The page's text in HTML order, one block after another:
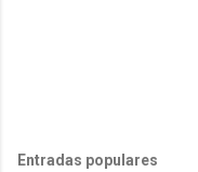
Entradas populares